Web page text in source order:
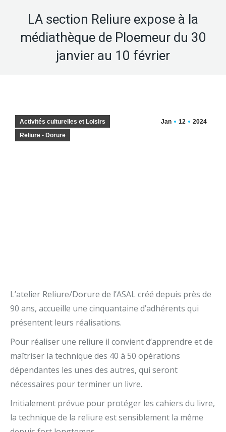
LA section Reliure expose à la
médiathèque de Ploemeur du 30
janvier au 10 février
Jan 12 2024
Activités culturelles et Loisirs
Reliure - Dorure
L’atelier Reliure/Dorure de l’ASAL créé depuis près de
90 ans, accueille une cinquantaine d’adhérents qui
présentent leurs réalisations.
Pour réaliser une reliure il convient d’apprendre et de
maîtriser la technique des 40 à 50 opérations
dépendantes les unes des autres, qui seront
nécessaires pour terminer un livre.
Initialement prévue pour protéger les cahiers du livre,
la technique de la reliure est sensiblement la même